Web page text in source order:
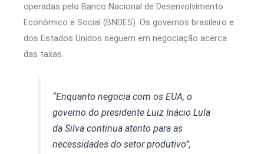
operadas pelo Banco Nacional de Desenvolvimento
Econômico e Social (BNDES). Os governos brasileiro e
dos Estados Unidos seguem em negociação acerca
das taxas.
“Enquanto negocia com os EUA, o
governo do presidente Luiz Inácio Lula
da Silva continua atento para as
necessidades do setor produtivo”,